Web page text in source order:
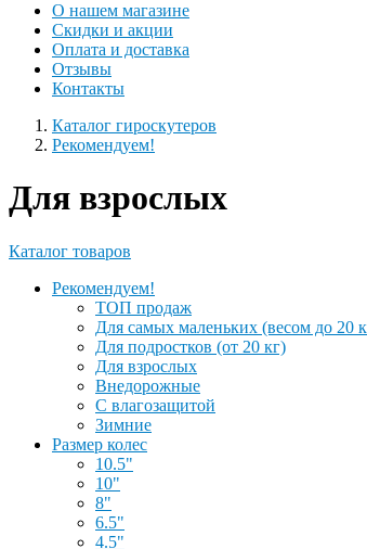
О нашем магазине
Скидки и акции
Оплата и доставка
Отзывы
Контакты
Каталог гироскутеров
Рекомендуем!
Для взрослых
Каталог товаров
Рекомендуем!
ТОП продаж
Для самых маленьких (весом до 20
Для подростков (от 20 кг)
Для взрослых
Внедорожные
С влагозащитой
Зимние
Размер колес
10.5"
10"
8"
6.5"
4.5"